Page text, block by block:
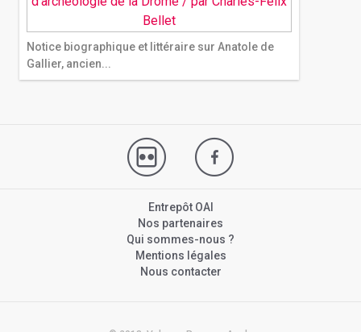
Notice biographique et littéraire sur Anatole de
Gallier, ancien...
Entrepôt OAI
Nos partenaires
Qui sommes-nous ?
Mentions légales
Nous contacter